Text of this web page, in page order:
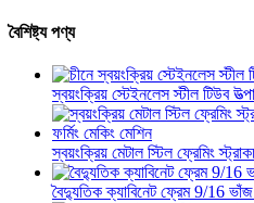
বৈশিষ্ট্য পণ্য
স্বয়ংক্রিয় স্টেইনলেস স্টীল টিউব
স্বয়ংক্রিয় মেটাল স্টিল ফ্রেমিং
বৈদ্যুতিক ক্যাবিনেট ফ্রেম 9/16